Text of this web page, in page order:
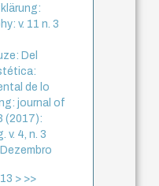
v. 11 n. 3
Del
de lo
journal of
(2017):
v. 4, n. 3
13 > >>